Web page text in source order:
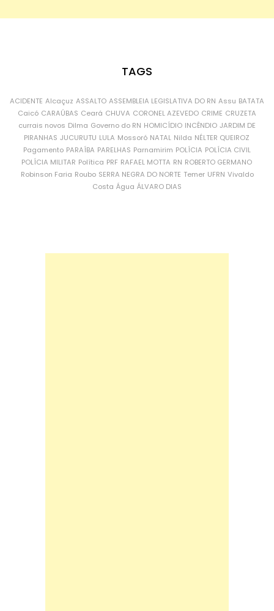
TAGS
ACIDENTE Alcaçuz ASSALTO ASSEMBLEIA LEGISLATIVA DO RN Assu BATATA
Caicó CARAÚBAS Ceará CHUVA CORONEL AZEVEDO CRIME CRUZETA
currais novos Dilma Governo do RN HOMICÍDIO INCÊNDIO JARDIM DE
PIRANHAS JUCURUTU LULA Mossoró NATAL Nilda NÉLTER QUEIROZ
Pagamento PARAÍBA PARELHAS Parnamirim POLÍCIA POLÍCIA CIVIL
POLÍCIA MILITAR Política PRF RAFAEL MOTTA RN ROBERTO GERMANO
Robinson Faria Roubo SERRA NEGRA DO NORTE Temer UFRN Vivaldo
Costa Água ÁLVARO DIAS